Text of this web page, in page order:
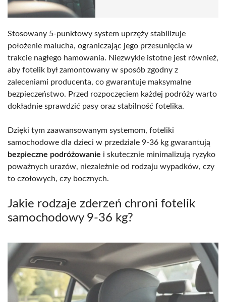
Stosowany 5-punktowy system uprzęży stabilizuje
położenie malucha, ograniczając jego przesunięcia w
trakcie nagłego hamowania. Niezwykle istotne jest również,
aby fotelik był zamontowany w sposób zgodny z
zaleceniami producenta, co gwarantuje maksymalne
bezpieczeństwo. Przed rozpoczęciem każdej podróży warto
dokładnie sprawdzić pasy oraz stabilność fotelika.
Dzięki tym zaawansowanym systemom, foteliki
samochodowe dla dzieci w przedziale 9-36 kg gwarantują
bezpieczne podróżowanie i skutecznie minimalizują ryzyko
poważnych urazów, niezależnie od rodzaju wypadków, czy
to czołowych, czy bocznych.
Jakie rodzaje zderzeń chroni fotelik
samochodowy 9-36 kg?